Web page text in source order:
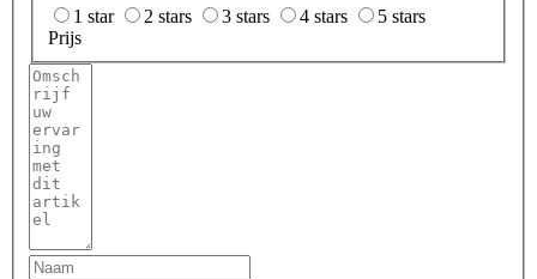
1 star 2 stars 3 stars 4 stars
5 stars
Prijs